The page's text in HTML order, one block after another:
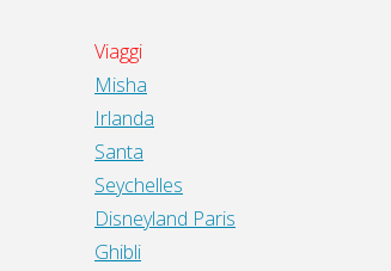
Viaggi
Misha
Irlanda
Santa
Seychelles
Disneyland Paris
Ghibli